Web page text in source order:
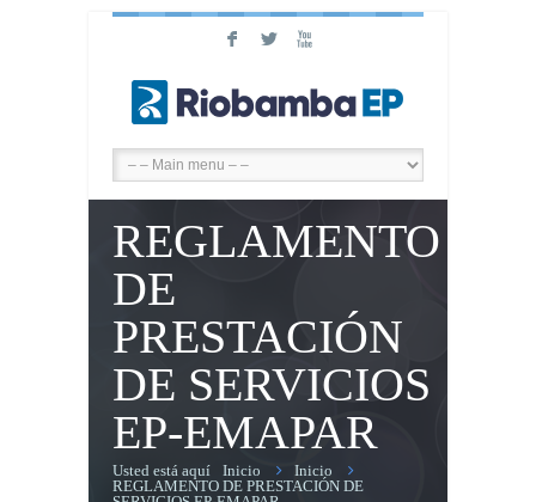
F L X
REGLAMENTO
DE
PRESTACIÓN
DE SERVICIOS
EP-EMAPAR
Usted está aquí Inicio
Inicio
REGLAMENTO DE PRESTACIÓN DE